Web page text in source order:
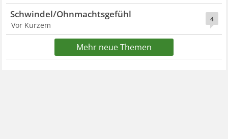
4
Schwindel/Ohnmachtsgefühl
Vor Kurzem
Mehr neue Themen